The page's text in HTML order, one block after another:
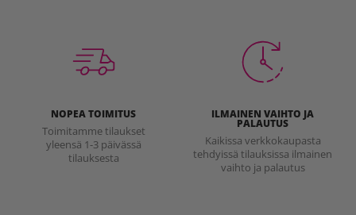
NOPEA TOIMITUS
Toimitamme tilaukset
yleensä 1-3 päivässä
tilauksesta
ILMAINEN VAIHTO JA
PALAUTUS
Kaikissa verkkokaupasta
tehdyissä tilauksissa ilmainen
vaihto ja palautus